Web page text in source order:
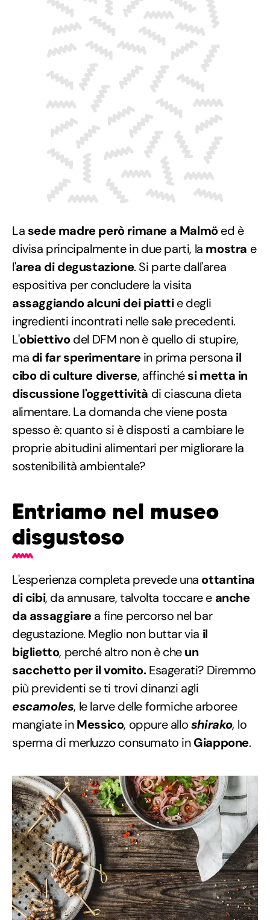
La sede madre però rimane a Malmöed è
divisa principalmente in due parti, la mostra e
l'area di degustazione. Si parte dall'area
espositiva per concludere la visita
assaggiando alcuni dei piattie degli
ingredienti incontrati nelle sale precedenti.
L'obiettivodel DFM non è quello di stupire,
ma di far sperimentarein prima persona il
cibo di culture diverse, affinchési metta in
discussione l'oggettività di ciascuna dieta
alimentare. La domanda che viene posta
spesso è: quanto si è disposti a cambiare le
proprie abitudini alimentari per migliorare la
sostenibilità ambientale?
Entriamo nel museo
disgustoso
L'esperienza completa prevede una ottantina
di cibi, da annusare, talvolta toccare e anche
da assaggiarea fine percorso nel bar
degustazione. Meglio non buttar via il
biglietto, perché altro non è cheun
sacchetto per il vomito.Esagerati? Diremmo
più previdenti se ti trovi dinanzi agli
escamoles, le larve delle formiche arboree
mangiate inMessico, oppure alloshirako, lo
sperma di merluzzo consumato inGiappone.